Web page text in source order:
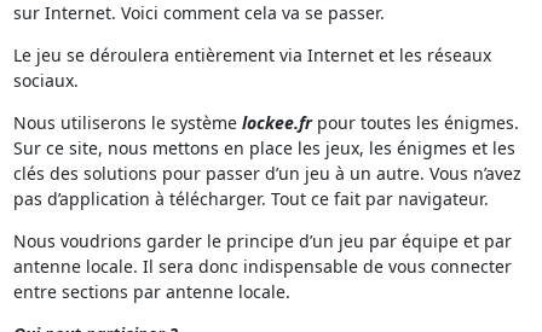
sur Internet. Voici comment cela va se passer.
Le jeu se déroulera entièrement via Internet et les réseaux
sociaux.
Nous utiliserons le système lockee.frpour toutes les énigmes.
Sur ce site, nous mettons en place les jeux, les énigmes et les
clés des solutions pour passer d’un jeu à un autre. Vous n’avez
pas d’application à télécharger. Tout ce fait par navigateur.
Nous voudrions garder le principe d’un jeu par équipe et par
antenne locale. Il sera donc indispensable de vous connecter
entre sections par antenne locale.